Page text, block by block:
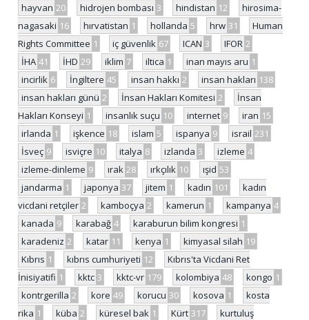
hayvan 20 hidrojen bombası 3 hindistan 12
hirosima-
nagasaki 16 hırvatistan 1 hollanda 5 hrw 31
Human
Rights Committee 1 iç güvenlik 67 ICAN 3 IFOR 2
İHA 41 İHD 29 iklim 7 iltica 1 inan mayıs aru 1
incirlik 6 İngiltere 45 insan hakkı 2 insan hakları 138
insan hakları günü 2 İnsan Hakları Komitesi 2
İnsan
Hakları Konseyi 1 insanlık suçu 10 internet 9 iran 15
irlanda 1 işkence 18 islam 5 ispanya 9 israil 231
İsveç 9 isviçre 10 italya 8 izlanda 3 izleme 4
izleme-dinleme 9 ırak 28 ırkçılık 10 ışid 53
jandarma 1 japonya 37 jitem 1 kadın 101
kadın
vicdani retçiler 2 kamboçya 2 kamerun 1 kampanya 4
kanada 9 karabağ 4 karaburun bilim kongresi 1
karadeniz 2 katar 11 kenya 1 kimyasal silah 19
Kıbrıs 1 kıbrıs cumhuriyeti 12
Kıbrıs'ta Vicdani Ret
İnisiyatifi 1 kktc 3 kktc-vr 179 kolombiya 48 kongo 1
kontrgerilla 2 kore 49 korucu 30 kosova 1
kosta
rika 1 küba 2 küresel bak 1 Kürt 317
kurtuluş